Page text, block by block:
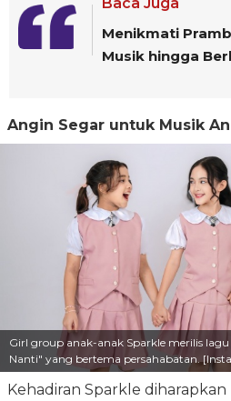
Baca Juga
Menikmati
Musik hingga
Angin Segar untuk Musik
Girl group anak-anak Sparkle merilis
Nanti" yang bertema persahabatan.
Kehadiran Sparkle